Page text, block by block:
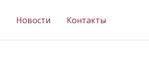
Новости Контакты